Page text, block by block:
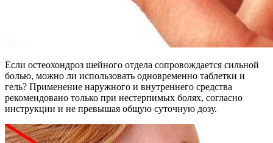
Если остеохондроз шейного отдела сопровождается сильной
болью, можно ли использовать одновременно таблетки и
гель? Применение наружного и внутреннего средства
рекомендовано только при нестерпимых болях, согласно
инструкции и не превышая общую суточную дозу.